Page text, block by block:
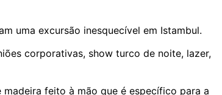
uma excursão inesquecível em Istambul.
corporativas, show turco de noite, lazer,
feito à mão que é específico para a